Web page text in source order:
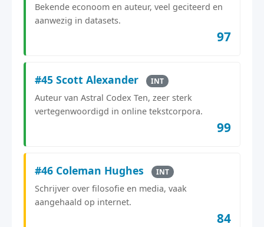
Bekende econoom en auteur, veel geciteerd en
aanwezig in datasets.
97
#45 Scott Alexander INT
Auteur van Astral Codex Ten, zeer sterk
vertegenwoordigd in online tekstcorpora.
99
#46 Coleman Hughes INT
Schrijver over filosofie en media, vaak
aangehaald op internet.
84